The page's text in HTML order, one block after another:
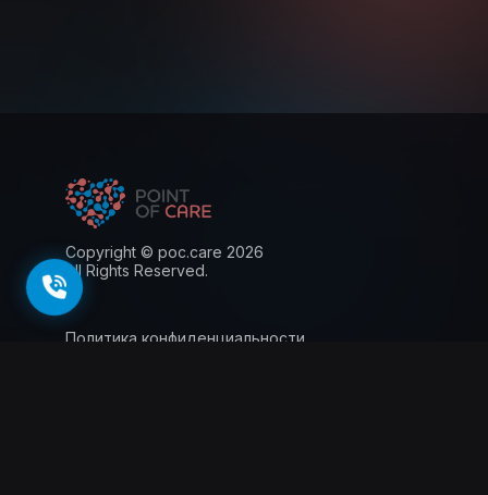
Copyright © poc.care 2026
All Rights Reserved.
Политика конфиденциальности